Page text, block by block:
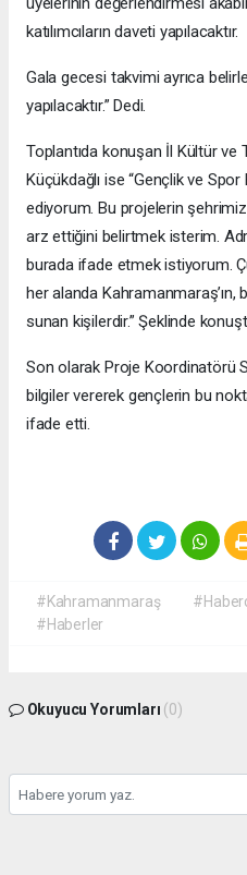
katılımcıların daveti yapılacaktır.
Gala gecesi takvimi ayrıca
yapılacaktır.” Dedi.
Toplantıda konuşan İl Kültür ve
Küçükdağlı ise “Gençlik ve Spor
ediyorum. Bu projelerin
arz ettiğini belirtmek isterim.
burada ifade etmek istiyorum.
her alanda Kahramanmaraş’ın,
sunan kişilerdir.” Şeklinde
Son olarak Proje Koordinatörü
bilgiler vererek gençlerin bu
ifade etti.
#Kahramanmaraş
#Haberler
Okuyucu Yorumları (0)